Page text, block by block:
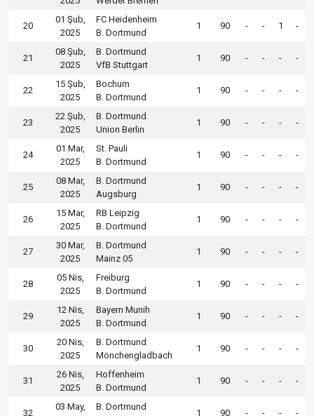
20
01 Şub,
2025
FC Heidenheim
B. Dortmund
1 90 - - 1 -
21
08 Şub,
2025
B. Dortmund
VfB Stuttgart
1 90 - - - -
22
15 Şub,
2025
Bochum
B. Dortmund
1 90 - - - -
23
22 Şub,
2025
B. Dortmund
Union Berlin
1 90 - - - -
24
01 Mar,
2025
St. Pauli
B. Dortmund
1 90 - - - -
25
08 Mar,
2025
B. Dortmund
Augsburg
1 90 - - - -
26
15 Mar,
2025
RB Leipzig
B. Dortmund
1 90 - - - -
27
30 Mar,
2025
B. Dortmund
Mainz 05
1 90 - - - -
28
05 Nis,
2025
Freiburg
B. Dortmund
1 90 - - - -
29
12 Nis,
2025
Bayern Munih
B. Dortmund
1 90 - - - -
30
20 Nis,
2025
B. Dortmund
Mönchengladbach
1 90 - - - -
31
26 Nis,
2025
Hoffenheim
B. Dortmund
1 90 - - - -
32
03 May,
B. Dortmund
1 90 - - - -